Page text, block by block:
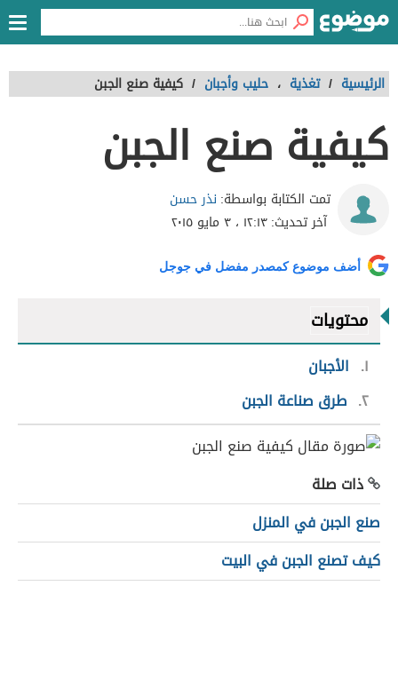
الرئيسية / تغذية ، حليب وأجبان / كيفية صنع الجبن
كيفية صنع الجبن
تمت الكتابة بواسطة: نذر حسن
آخر تحديث:١٢:١٣ ، ٣ مايو ٢٠١٥
أضف موضوع كمصدر مفضل في جوجل
محتويات
١
الأجبان
٢ طرق صناعة الجبن
ذات صلة
صنع الجبن في المنزل
كيف تصنع الجبن في البيت